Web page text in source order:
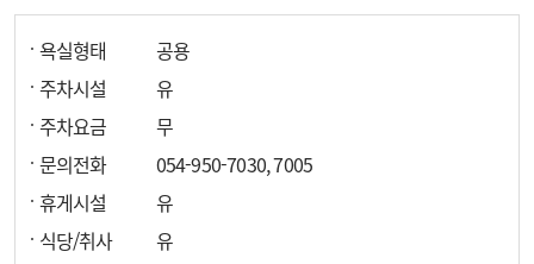
욕실형태
공용
주차시설
유
주차요금
무
문의전화
054-950-7030, 7005
휴게시설
유
식당/취사
유